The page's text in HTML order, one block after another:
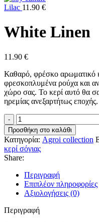
Lilac 11.90 €
White Linen
11.90 €
Καθαρό, φρέσκο αρωματικό
φρεσκοπλυμένα ρούχα και
χώρο σας. Το κερί αυτό θα
ηρεμίας ανεξαρτήτως εποχής.
White
Linen
ποσότητα
Προσθήκη στο καλάθι
Κατηγορία: Agroi collection
κερί σόγιας
Share:
Περιγραφή
Επιπλέον πληροφορίες
Αξιολογήσεις (0)
Περιγραφή